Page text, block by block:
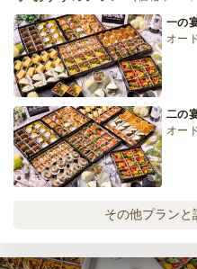
一の
オー
二の
オー
三の
オー
その他プランと